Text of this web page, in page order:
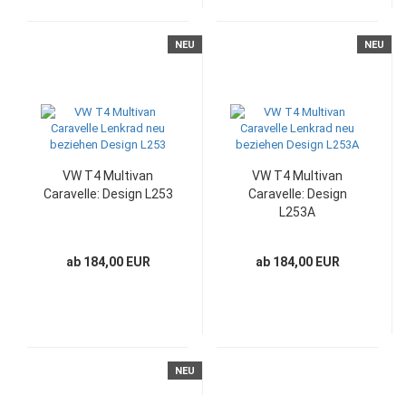
NEU
VW T4 Multivan
Caravelle: Design L253
ab 184,00 EUR
NEU
VW T4 Multivan
Caravelle: Design
L253A
ab 184,00 EUR
NEU